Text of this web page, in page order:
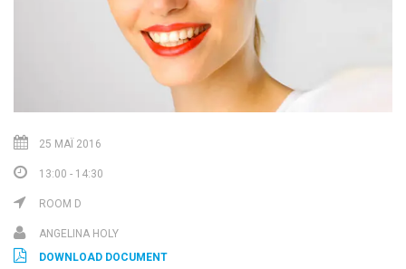
25 ΜΆΙ 2016
13:00 - 14:30
ROOM D
ANGELINA HOLY
DOWNLOAD DOCUMENT